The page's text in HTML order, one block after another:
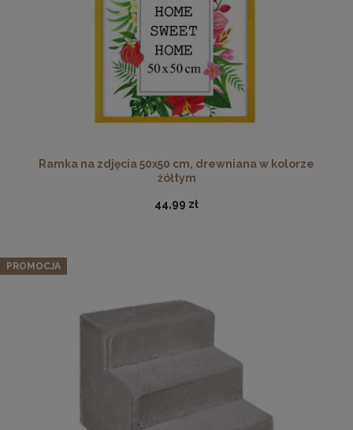
Zdobiona ornamentowa rama na obrazy o wymiarach
50x70 cm w kolorze złotym MAKÓWKA
164,99 zł
DO KOSZYKA
Ramka na zdjęcia 18 x 24 cm z naturalnego drewna
Ramka na zdjęcia 50x50 cm, drewniana w kolorze
żółtym
44,99 zł
PROMOCJA